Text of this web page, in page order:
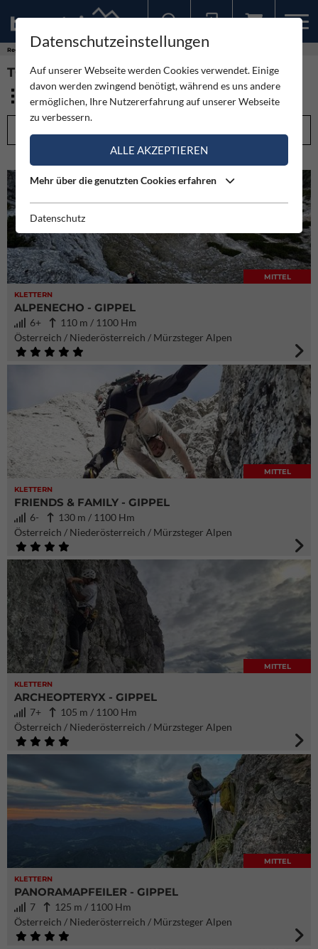
Regionen
TOUREN - NIEDERÖSTERREICH (606)
KLETTERN
MITTEL
ALPENECHO - GIPPEL
6+
110 m / 1100 Hm
Österreich / Niederösterreich / Mürzsteger Alpen
KLETTERN
MITTEL
FRIENDS & FAMILY - GIPPEL
6-
130 m / 1100 Hm
Österreich / Niederösterreich / Mürzsteger Alpen
KLETTERN
MITTEL
ARCHEOPTERYX - GIPPEL
7+
105 m / 1100 Hm
Österreich / Niederösterreich / Mürzsteger Alpen
KLETTERN
MITTEL
PANORAMAPFEILER - GIPPEL
7
125 m / 1100 Hm
Österreich / Niederösterreich / Mürzsteger Alpen
Datenschutzeinstellungen
Auf unserer Webseite werden Cookies verwendet. Einige
davon werden zwingend benötigt, während es uns andere
ermöglichen, Ihre Nutzererfahrung auf unserer Webseite
zu verbessern.
ALLE AKZEPTIEREN
Mehr über die genutzten Cookies erfahren
Datenschutz